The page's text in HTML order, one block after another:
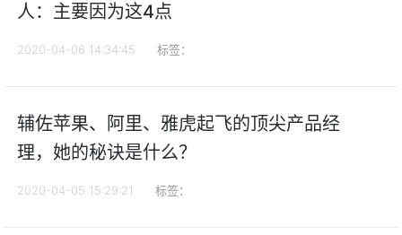
人：主要因为这4点
2020-04-06 14:34:45 标签：
辅佐苹果、阿里、雅虎起飞的顶尖产品经
理，她的秘诀是什么？
2020-04-05 15:29:21 标签：